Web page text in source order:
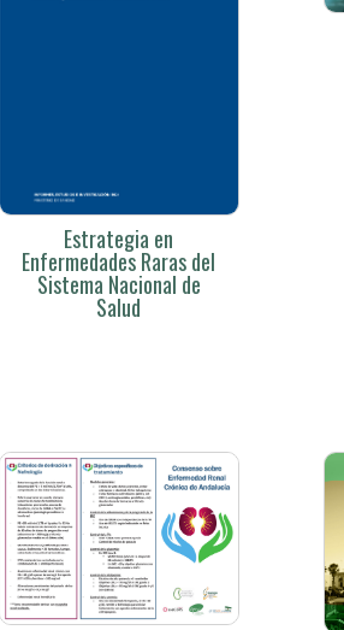
Estrategia en
Enfermedades Raras del
Sistema Nacional de
Salud